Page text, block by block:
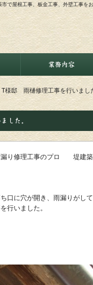
屋根工事、板金工事、外壁工事を
業務内容
邸 雨樋修理工事を行いまし
した。
漏り修理工事のプロ 堤建築
口に穴が開き、雨漏りがし
行いました。